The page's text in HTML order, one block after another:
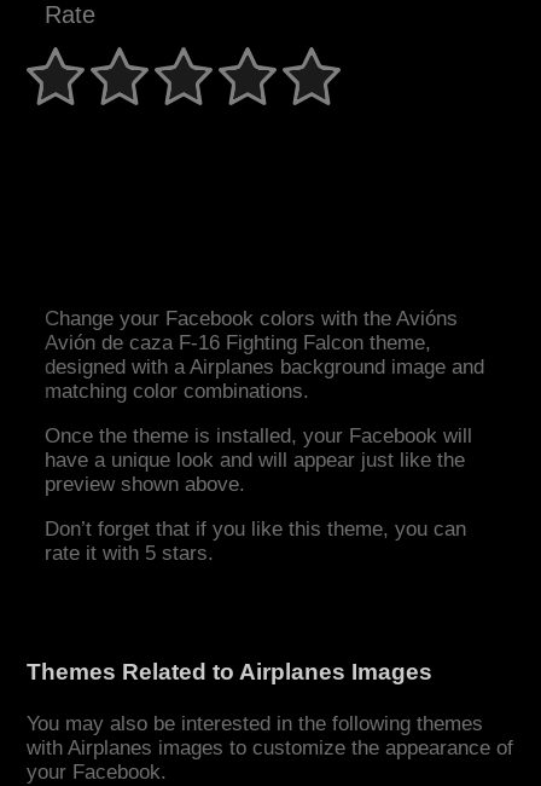
Rate
Change your Facebook colors with the Avións
Avión de caza F-16 Fighting Falcon theme,
designed with a Airplanes background image and
matching color combinations.
Once the theme is installed, your Facebook will
have a unique look and will appear just like the
preview shown above.
Don’t forget that if you like this theme, you can
rate it with 5 stars.
Themes Related to Airplanes Images
You may also be interested in the following themes
with Airplanes images to customize the appearance of
your Facebook.